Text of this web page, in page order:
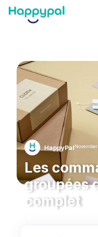
Les
groupées
complet
HappyPal